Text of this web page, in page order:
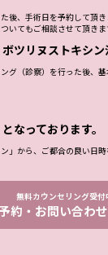
後、手術日を予約して頂
いてもご相談させて頂きま
ツリヌストキシ
グ（診察）を行った後、
なっております。
」から、ご都合の良い日時
無料カウンセリング受付
約・お問い合わ